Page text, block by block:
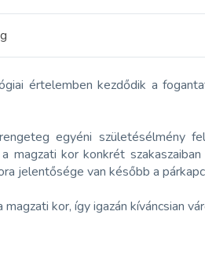
értelemben kezdődik a
egyéni születésélmény
magzati kor konkrét
jelentősége van később a
magzati kor, így igazán kíváncsian